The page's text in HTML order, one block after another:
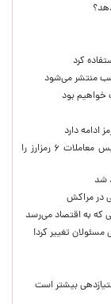
کرد
منتشر می‌شود
خواهیم بود
ادامه دارد
آخرین وضعیت بازار رمزارزها در جهان / صرافی کوین‌بیس معاملات ۶ رمزارز را
شد
در مراکش
که به اقتصاد می‌رسد
تغییر کرد!
بیشتر است